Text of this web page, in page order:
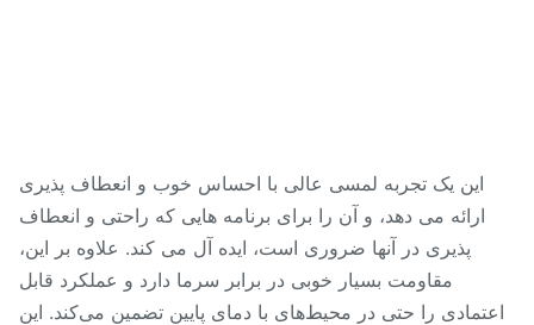
این یک تجربه لمسی عالی با احساس خوب و انعطاف پذیری
ارائه می دهد، و آن را برای برنامه هایی که راحتی و انعطاف
پذیری در آنها ضروری است، ایده آل می کند. علاوه بر این،
مقاومت بسیار خوبی در برابر سرما دارد و عملکرد قابل
را حتی در محیط‌های با دمای پایین تضمین می‌کند. این